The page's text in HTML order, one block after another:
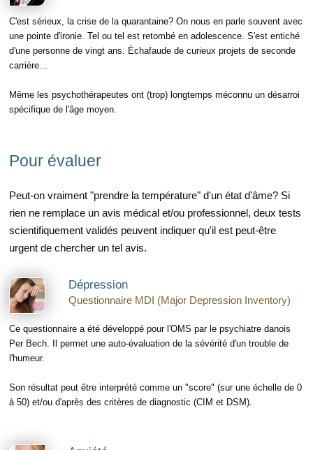
C'est sérieux, la crise de la quarantaine? On nous en parle souvent avec
une pointe d'ironie. Tel ou tel est retombé en adolescence. S'est entiché
d'une personne de vingt ans. Échafaude de curieux projets de seconde
carrière...
Même les psychothérapeutes ont (trop) longtemps méconnu un désarroi
spécifique de l'âge moyen.
Pour évaluer
Peut-on vraiment "prendre la température" d'un état d'âme? Si
rien ne remplace un avis médical et/ou professionnel, deux tests
scientifiquement validés peuvent indiquer qu'il est peut-être
urgent de chercher un tel avis.
Dépression
Questionnaire MDI (Major Depression Inventory)
Ce questionnaire a été développé pour l'OMS par le psychiatre danois
Per Bech. Il permet une auto-évaluation de la sévérité d'un trouble de
l'humeur.
Son résultat peut être interprété comme un "score" (sur une échelle de 0
à 50) et/ou d'après des critères de diagnostic (CIM et DSM).